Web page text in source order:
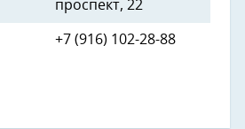
проспект, 22
+7 (916) 102-28-88